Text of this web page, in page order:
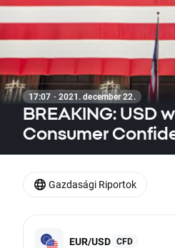
17:07 · 2021. december 22.
BREAKING: USD
Consumer
EUR/USD CFD
Gazdasági Riportok